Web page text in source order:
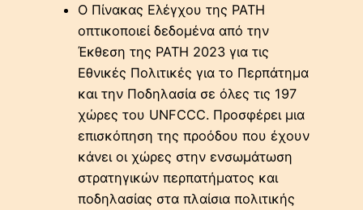
Ο Πίνακας Ελέγχου της PATH
οπτικοποιεί δεδομένα από την
Έκθεση της PATH 2023 για τις
Εθνικές Πολιτικές για το Περπάτημα
και την Ποδηλασία σε όλες τις 197
χώρες του UNFCCC. Προσφέρει μια
επισκόπηση της προόδου που έχουν
κάνει οι χώρες στην ενσωμάτωση
στρατηγικών περπατήματος και
ποδηλασίας στα πλαίσια πολιτικής